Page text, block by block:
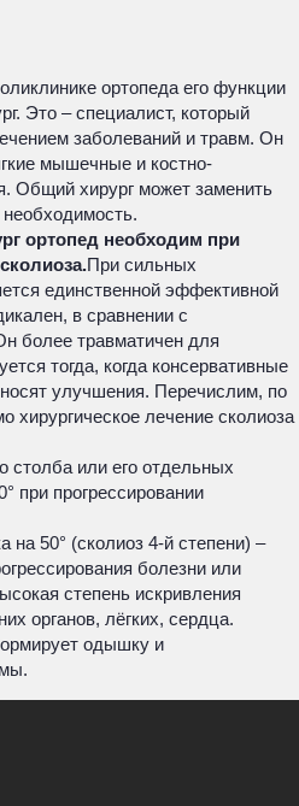
ортопеда его функции
Это – специалист, который
заболеваний и травм. Он
мышечные и костно-
Общий хирург может заменить
ортопед необходим при
При сильных
единственной эффективной
в сравнении с
более травматичен для
тогда, когда консервативные
улучшения. Перечислим, по
хирургическое лечение сколиоза
столба или его отдельных
при прогрессировании
на 50° (сколиоз 4-й степени) –
болезни или
степень искривления
органов, лёгких, сердца.
одышку и